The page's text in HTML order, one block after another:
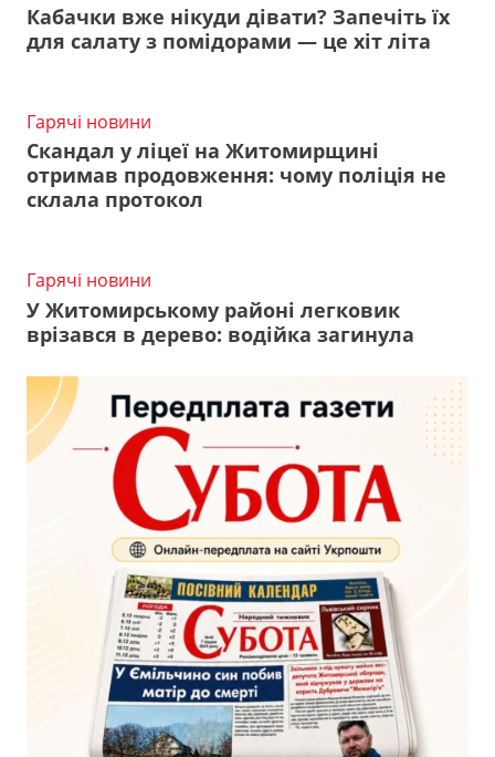
Кабачки вже нікуди дівати? Запечіть їх
для салату з помідорами — це хіт літа
Гарячі новини
Скандал у ліцеї на Житомирщині
отримав продовження: чому поліція не
склала протокол
Гарячі новини
У Житомирському районі легковик
врізався в дерево: водійка загинула